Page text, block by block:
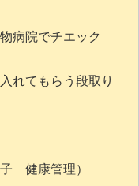
院でチエック
れてもらう段取り
健康管理）